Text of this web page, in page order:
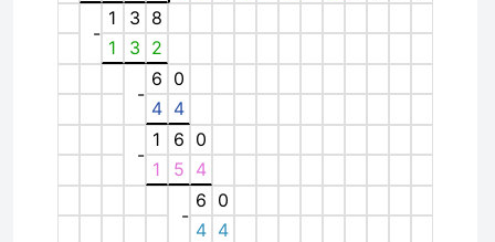
-
1 3 8
1
3 2
-
6 0
4 4
-
1 6 0
1
5 4
-
6 0
4 4